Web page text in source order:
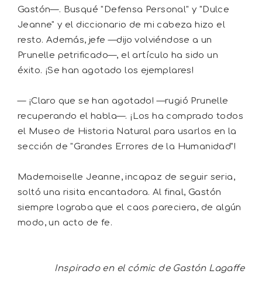
Gastón—. Busqué "Defensa Personal" y "Dulce
Jeanne" y el diccionario de mi cabeza hizo el
resto. Además, jefe —dijo volviéndose a un
Prunelle petrificado—, el artículo ha sido un
éxito. ¡Se han agotado los ejemplares!
— ¡Claro que se han agotado! —rugió Prunelle
recuperando el habla—. ¡Los ha comprado todos
el Museo de Historia Natural para usarlos en la
sección de "Grandes Errores de la Humanidad"!
Mademoiselle Jeanne, incapaz de seguir seria,
soltó una risita encantadora. Al final, Gastón
siempre lograba que el caos pareciera, de algún
modo, un acto de fe.
Inspirado en el cómic de Gastón Lagaffe